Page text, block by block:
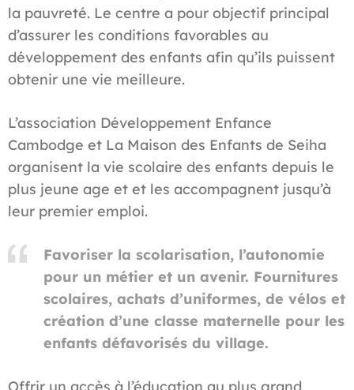
la pauvreté. Le centre a pour objectif principal
d’assurer les conditions favorables au
développement des enfants afin qu’ils puissent
obtenir une vie meilleure.
L’association Développement Enfance
Cambodge et La Maison des Enfants de Seiha
organisent la vie scolaire des enfants depuis le
plus jeune age et et les accompagnent jusqu’à
leur premier emploi.
Favoriser la scolarisation, l’autonomie
pour un métier et un avenir. Fournitures
scolaires, achats d’uniformes, de vélos et
création d’une classe maternelle pour les
enfants défavorisés du village.